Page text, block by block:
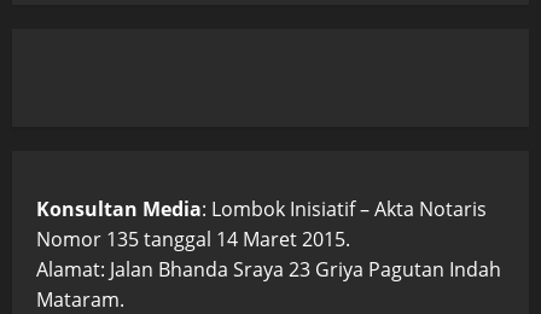
Konsultan Media: Lombok Inisiatif – Akta Notaris
Nomor 135 tanggal 14 Maret 2015.
Alamat: Jalan Bhanda Sraya 23 Griya Pagutan Indah
Mataram.